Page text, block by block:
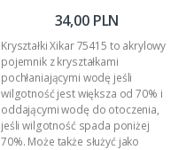
ukochanych cygar.
34,00 PLN
Kryształki Xikar 75415 to akrylowy
pojemnik z kryształkami
pochłaniającymi wodę jeśli
wilgotność jest większa od 70% i
oddającymi wodę do otoczenia,
jeśli wilgotność spada poniżej
70%. Może także służyć jako